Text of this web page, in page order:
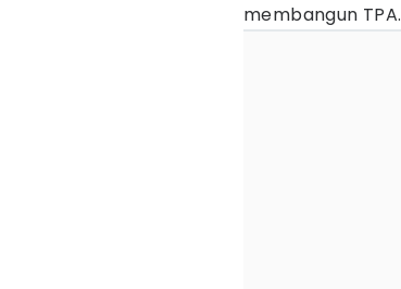
membangun TPA.